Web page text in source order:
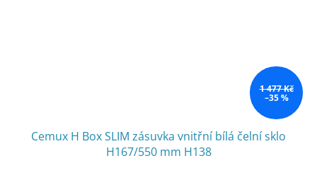
1 477 Kč
–35 %
Cemux H Box SLIM zásuvka vnitřní bílá čelní sklo
H167/550 mm H138